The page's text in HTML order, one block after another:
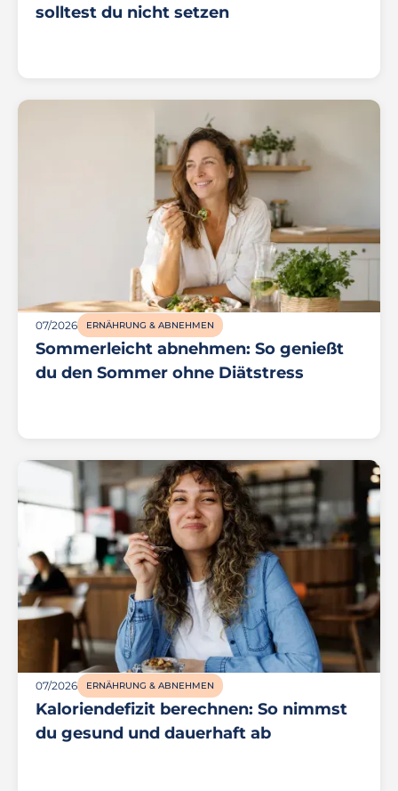
solltest du nicht setzen
07/2026 ERNÄHRUNG & ABNEHMEN
Sommerleicht abnehmen: So genießt
du den Sommer ohne Diätstress
07/2026 ERNÄHRUNG & ABNEHMEN
Kaloriendefizit berechnen: So nimmst
du gesund und dauerhaft ab